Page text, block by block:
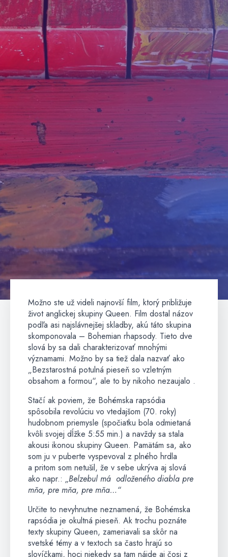
Možno ste už videli najnovší film, ktorý približuje
život anglickej skupiny Queen. Film dostal názov
podľa asi najslávnejšej skladby, akú táto skupina
skomponovala – Bohemian rhapsody. Tieto dve
slová by sa dali charakterizovať mnohými
významami. Možno by sa tiež dala nazvať ako
„Bezstarostná potulná pieseň so vzletným
obsahom a formou“, ale to by nikoho nezaujalo .
Stačí ak poviem, že Bohémska rapsódia
spôsobila revolúciu vo vtedajšom (70. roky)
hudobnom priemysle (spočiatku bola odmietaná
kvôli svojej dĺžke 5:55 min.) a navždy sa stala
akousi ikonou skupiny Queen. Pamätám sa, ako
som ju v puberte vyspevoval z plného hrdla
a pritom som netušil, že v sebe ukrýva aj slová
ako napr.: „Belzebul má odloženého diabla pre
mňa, pre mňa, pre mňa…“
Určite to nevyhnutne neznamená, že Bohémska
rapsódia je okultná pieseň. Ak trochu poznáte
texty skupiny Queen, zameriavali sa skôr na
svetské témy a v textoch sa často hrajú so
slovíčkami, hoci niekedy sa tam nájde aj čosi z